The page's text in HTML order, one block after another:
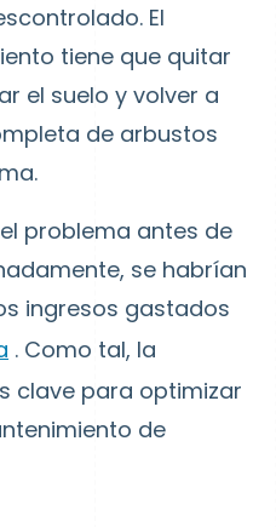
El
tiene que quitar
el suelo y volver a
de arbustos
problema antes de
se habrían
ingresos gastados
. Como tal, la
clave para optimizar
de